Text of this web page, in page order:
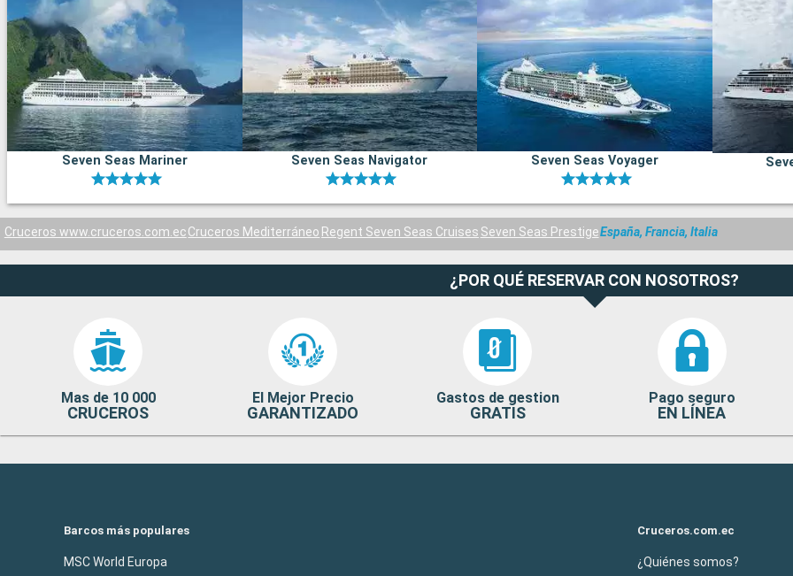
Seven Seas Mariner Seven Seas Navigator Seven Seas Voyager
Cruceros www.cruceros.com.ecCruceros Mediterráneo Regent Seven Seas Cruises Seven Seas PrestigeEspaña, Francia, Italia
¿POR QUÉ RESERVAR CON NOSOTROS?
Mas de 10 000
CRUCEROS
El Mejor Precio
GARANTIZADO
Gastos de gestion
GRATIS
Pago seguro
EN LÍNEA
Barcos más populares
MSC World Europa
Cruceros.com.ec
¿Quiénes somos?